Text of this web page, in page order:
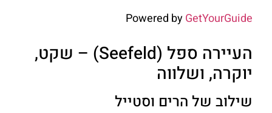
Powered byGetYourGuide
העיירה ספל (Seefeld) – שקט,
יוקרה, ושלווה
שילוב של הרים וסטייל